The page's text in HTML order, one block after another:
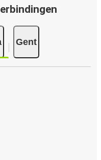
Op de bus en in
Gent